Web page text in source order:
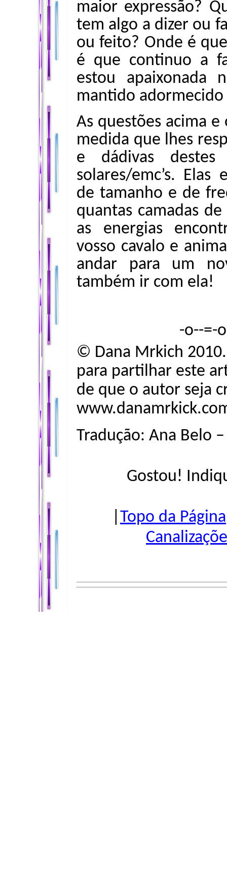
maior expressão?
tem algo a dizer ou
ou feito? Onde é
é que continuo a
estou apaixonada
mantido
As questões acima
medida que lhes
e dádivas
solares/emc’s.
de tamanho e de
quantas camadas
as energias
vosso cavalo e
andar para um
também ir com ela!
-o--=-
© Dana Mrkich
para partilhar este
de que o autor seja
Tradução: Ana Belo
Gostou!
Topo da Página